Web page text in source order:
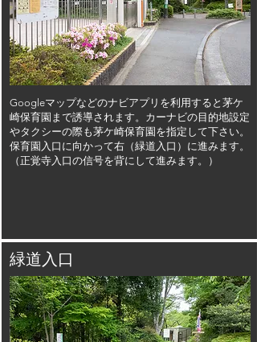
Googleマップなどのナビアプリを利用すると茅ケ
崎保育園まで誘導されます。カーナビの目的地設定
やタクシーの際も茅ケ崎保育園を指定して下さい。
保育園入口に向かって右（緑道入口）に進みます。
（正覚寺入口の信号を背にして進みます。）​
緑道入口